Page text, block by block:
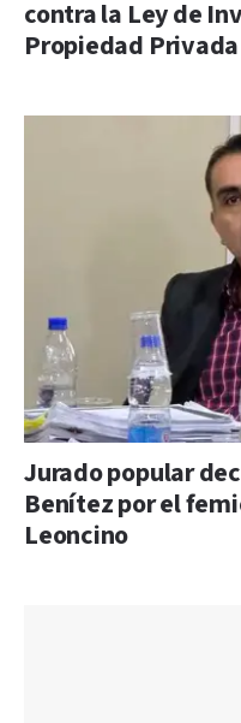
contra la Ley de
Propiedad Privada
Jurado popular
Benítez por el
Leoncino